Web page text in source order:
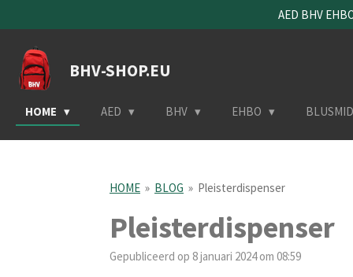
direct
naar
hoofdinhoud
AED BHV
BHV-SHOP.EU
HOME AED BHV EHBO
HOME » BLOG » Pleisterdispenser
Pleisterdispenser
Gepubliceerd op 8 januari 2024 om 08:59